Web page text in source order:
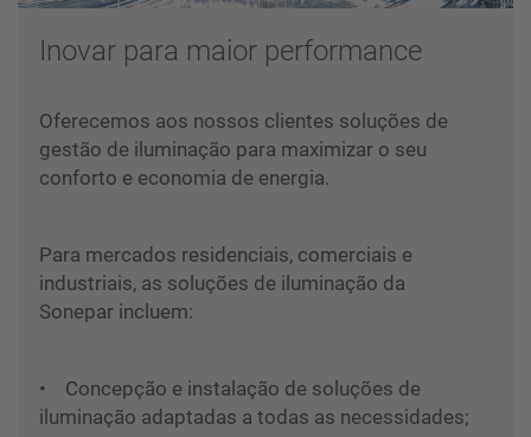
Inovar para maior performance
Oferecemos aos nossos clientes soluções de
gestão de iluminação para maximizar o seu
conforto e economia de energia.
Para mercados residenciais, comerciais e
industriais, as soluções de iluminação da
Sonepar incluem:
• Concepção e instalação de soluções de
iluminação adaptadas a todas as necessidades;